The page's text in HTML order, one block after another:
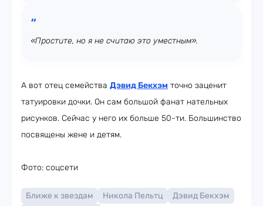
«Простите, но я не считаю это уместным».
А вот отец семейства Дэвид Бекхэм точно заценит
татуировки дочки. Он сам большой фанат нательных
рисунков. Сейчас у него их больше 50-ти. Большинство
посвящены жене и детям.
Фото: соцсети
Ближе к звездам Никола Пельтц
Дэвид Бекхэм